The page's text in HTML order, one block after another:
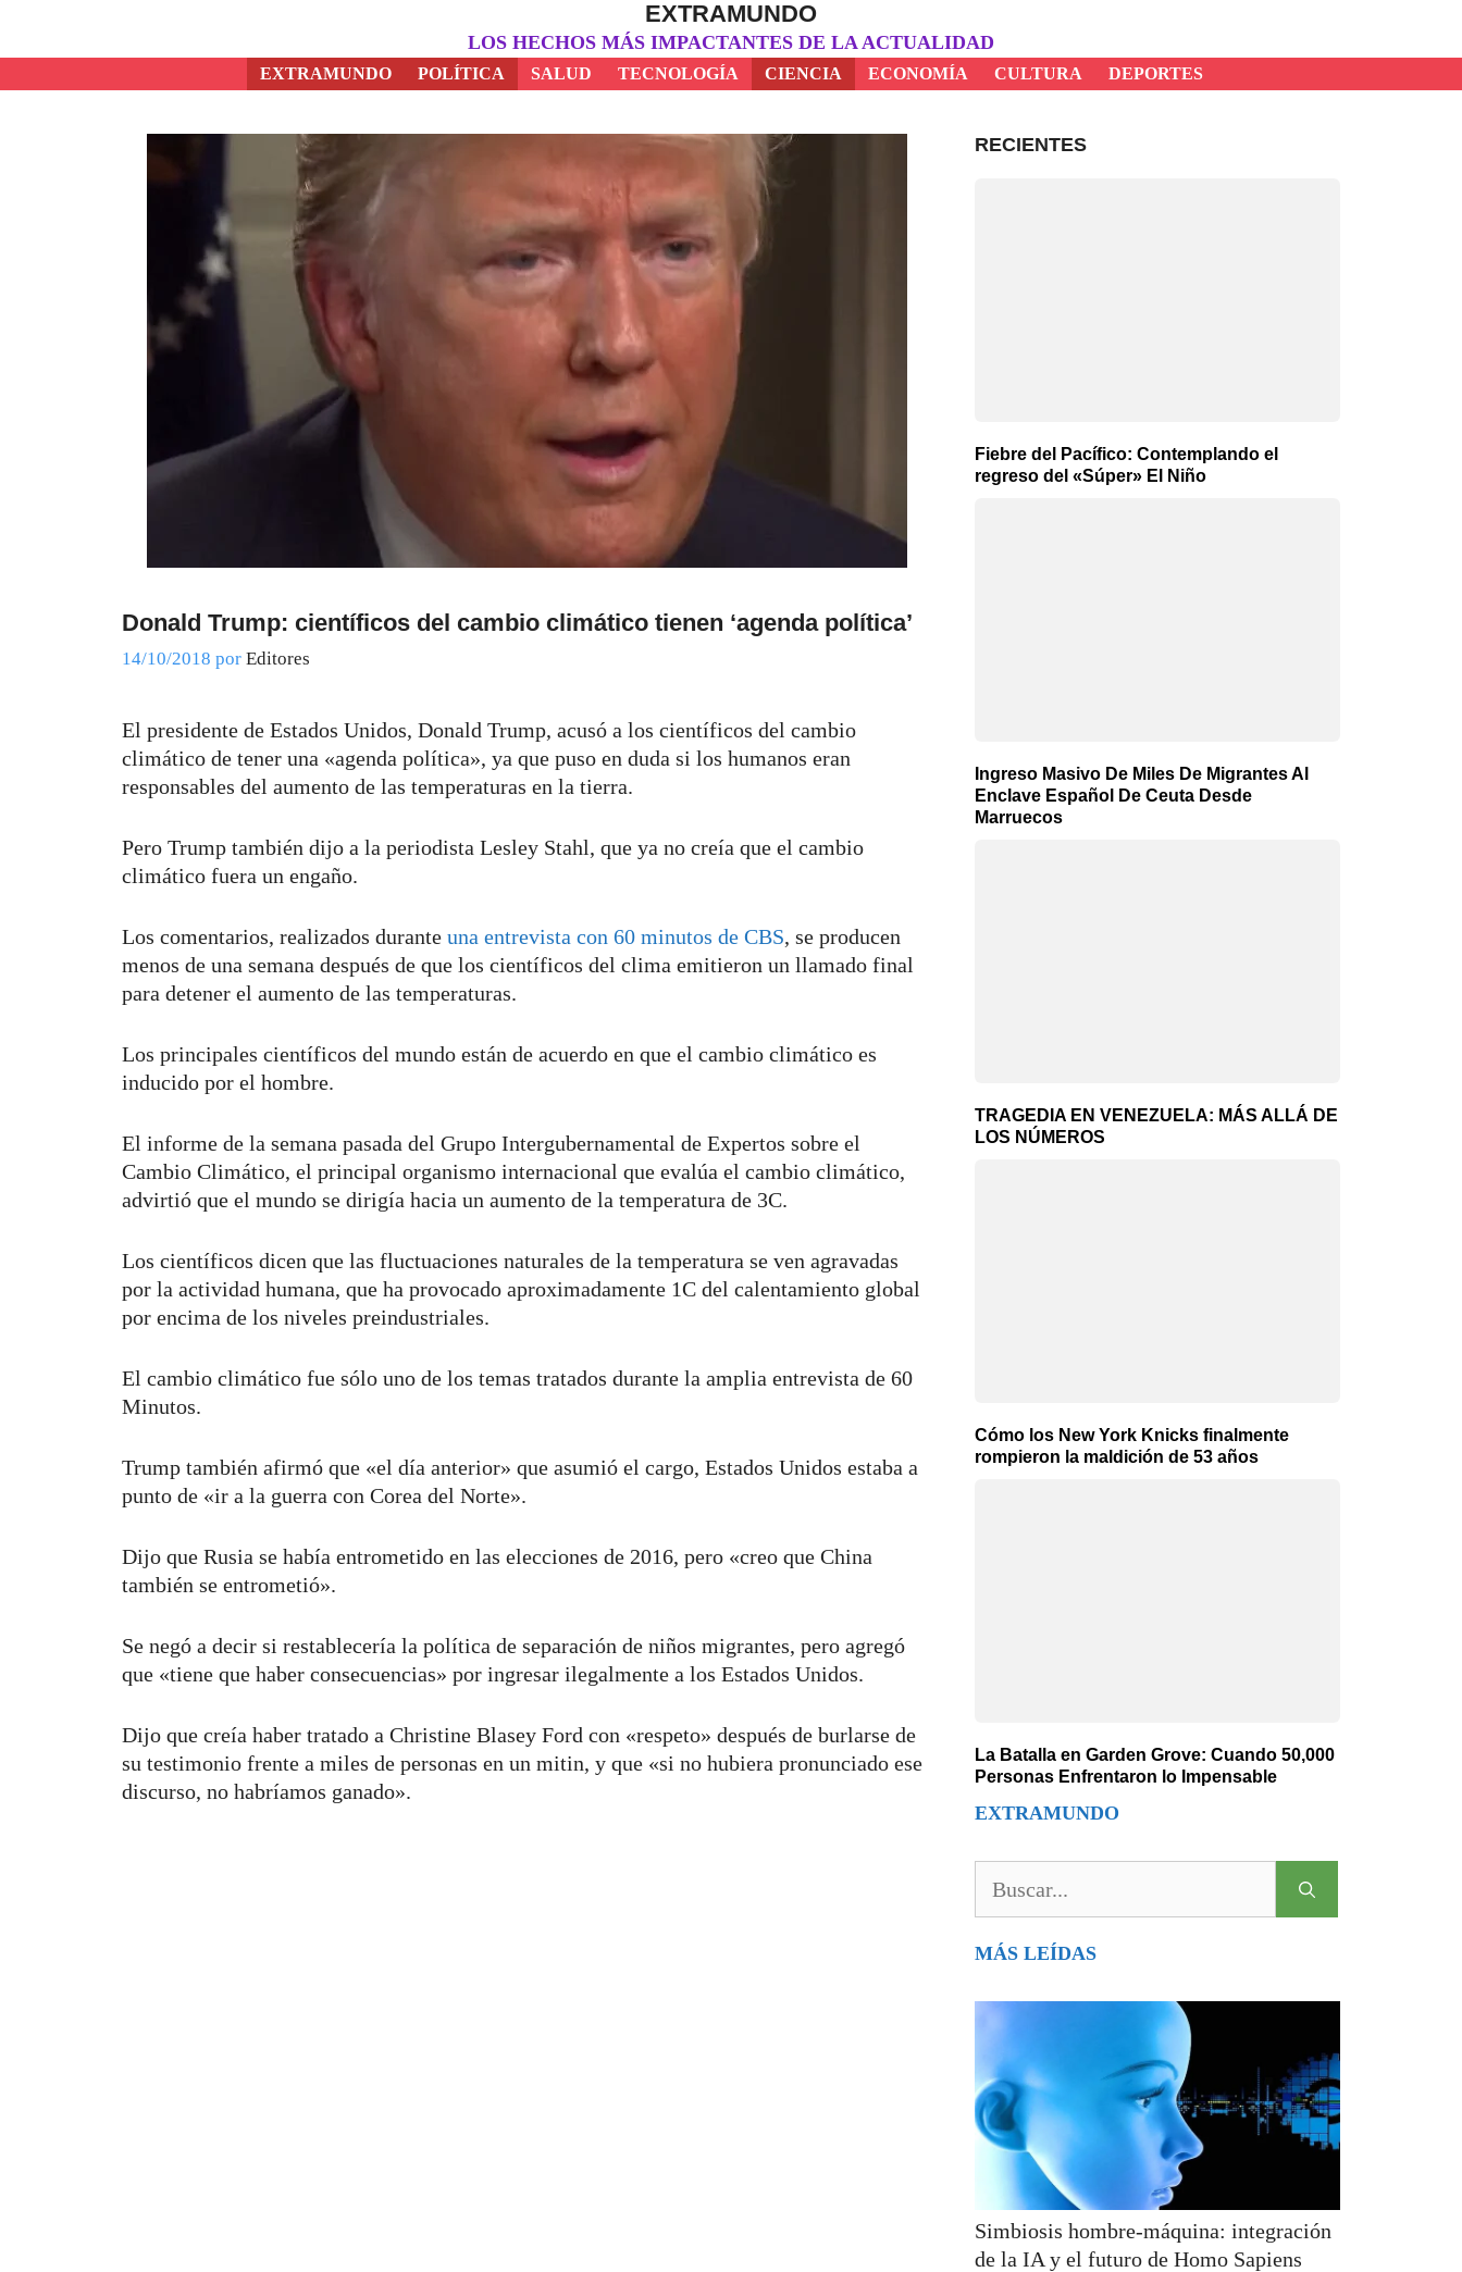
EXTRAMUNDO
LOS HECHOS MÁS IMPACTANTES DE LA ACTUALIDAD
EXTRAMUNDO POLÍTICA SALUD TECNOLOGÍA CIENCIA ECONOMÍA CULTURA DEPORTES
Donald Trump: científicos del cambio climático tienen ‘agenda política’
14/10/2018 por Editores
El presidente de Estados Unidos, Donald Trump, acusó a los científicos del cambio
climático de tener una «agenda política», ya que puso en duda si los humanos eran
responsables del aumento de las temperaturas en la tierra.
Pero Trump también dijo a la periodista Lesley Stahl, que ya no creía que el cambio
climático fuera un engaño.
Los comentarios, realizados durante una entrevista con 60 minutos de CBS, se producen
menos de una semana después de que los científicos del clima emitieron un llamado final
para detener el aumento de las temperaturas.
Los principales científicos del mundo están de acuerdo en que el cambio climático es
inducido por el hombre.
El informe de la semana pasada del Grupo Intergubernamental de Expertos sobre el
Cambio Climático, el principal organismo internacional que evalúa el cambio climático,
advirtió que el mundo se dirigía hacia un aumento de la temperatura de 3C.
Los científicos dicen que las fluctuaciones naturales de la temperatura se ven agravadas
por la actividad humana, que ha provocado aproximadamente 1C del calentamiento global
por encima de los niveles preindustriales.
El cambio climático fue sólo uno de los temas tratados durante la amplia entrevista de 60
Minutos.
Trump también afirmó que «el día anterior» que asumió el cargo, Estados Unidos estaba a
punto de «ir a la guerra con Corea del Norte».
Dijo que Rusia se había entrometido en las elecciones de 2016, pero «creo que China
también se entrometió».
Se negó a decir si restablecería la política de separación de niños migrantes, pero agregó
que «tiene que haber consecuencias» por ingresar ilegalmente a los Estados Unidos.
Dijo que creía haber tratado a Christine Blasey Ford con «respeto» después de burlarse de
su testimonio frente a miles de personas en un mitin, y que «si no hubiera pronunciado ese
discurso, no habríamos ganado».
RECIENTES
Fiebre del Pacífico: Contemplando el
regreso del «Súper» El Niño
Ingreso Masivo De Miles De Migrantes Al
Enclave Español De Ceuta Desde
Marruecos
TRAGEDIA EN VENEZUELA: MÁS ALLÁ DE
LOS NÚMEROS
Cómo los New York Knicks finalmente
rompieron la maldición de 53 años
La Batalla en Garden Grove: Cuando 50,000
Personas Enfrentaron lo Impensable
EXTRAMUNDO
MÁS LEÍDAS
Simbiosis hombre-máquina: integración
de la IA y el futuro de Homo Sapiens